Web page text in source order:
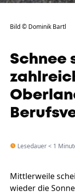
Bild © Dominik Bartl
Schnee
Lesedauer < 1
Mittlerweile
wieder die